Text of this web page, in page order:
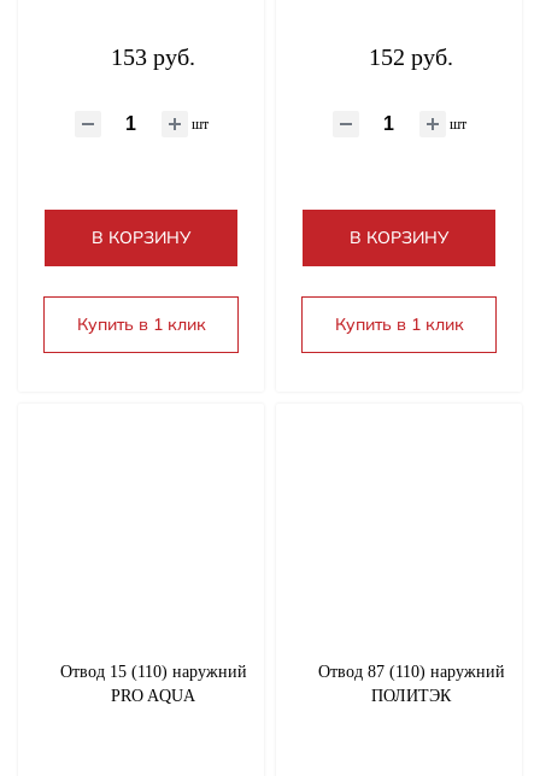
153 руб.
шт
В КОРЗИНУ
Купить в 1 клик
152 руб.
шт
В КОРЗИНУ
Купить в 1 клик
Отвод 15 (110) наружний
PRO AQUA
Отвод 87 (110) наружний
ПОЛИТЭК